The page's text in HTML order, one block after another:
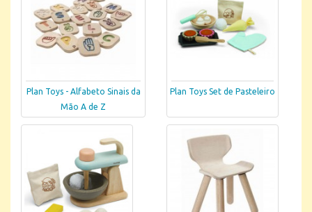
Plan Toys - Alfabeto Sinais da
Mão A de Z
Plan Toys Set de Pasteleiro